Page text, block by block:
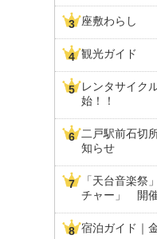
座敷わらし
観光ガイド
レンタサイク
始！！
二戸駅前石切
知らせ
「天台音楽祭
チャー」 開
宿泊ガイド｜